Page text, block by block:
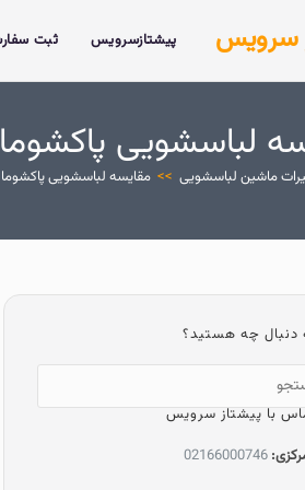
سرویس پیشتازسرویس ثبت
لباسشویی
ماشین لباسشویی >> مقایسه لباسشویی
دنبال چه هستید؟
با پیشتاز سرویس
02166000746